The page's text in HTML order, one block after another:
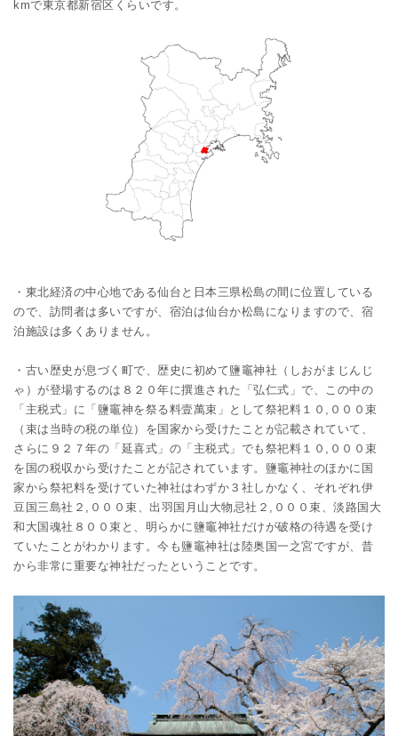
kmで東京都新宿区くらいです。
・東北経済の中心地である仙台と日本三県松島の間に位置している
ので、訪問者は多いですが、宿泊は仙台か松島になりますので、宿
泊施設は多くありません。
・古い歴史が息づく町で、歴史に初めて鹽竈神社（しおがまじんじ
ゃ）が登場するのは８２０年に撰進された「弘仁式」で、この中の
「主税式」に「鹽竈神を祭る料壹萬束」として祭祀料１０,０００束
（束は当時の税の単位）を国家から受けたことが記載されていて、
さらに９２７年の「延喜式」の「主税式」でも祭祀料１０,０００束
を国の税収から受けたことが記されています。鹽竈神社のほかに国
家から祭祀料を受けていた神社はわずか３社しかなく、それぞれ伊
豆国三島社２,０００束、出羽国月山大物忌社２,０００束、淡路国大
和大国魂社８００束と、明らかに鹽竈神社だけが破格の待遇を受け
ていたことがわかります。今も鹽竈神社は陸奥国一之宮ですが、昔
から非常に重要な神社だったということです。